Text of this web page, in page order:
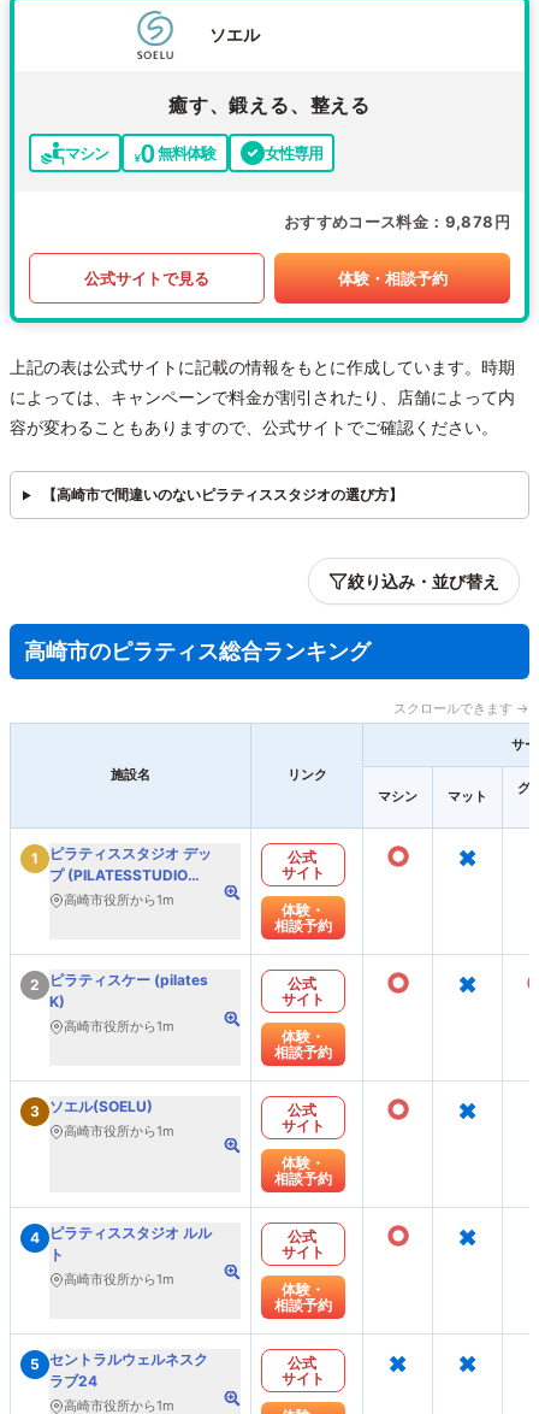
ソエル
癒す、鍛える、整える
マシン 無料体験 女性専用
おすすめコース料金 9,878円
公式サイトで見る 体験・相談予約
上記の表は公式サイトに記載の情報をもとに作成しています。時期
によっては、キャンペーンで料金が割引されたり、店舗によって内
容が変わることもありますので、公式サイトでご確認ください。
【高崎市で間違いのないピラティススタジオの選び方】
絞り込み・並び替え
高崎市のピラティス総合ランキング
スクロールできます →
施設名 リンク
サ
マシン マット
グ
1
ピラティススタジオ デッ
プ (PILATESSTUDIO
DEP)
高崎市役所から1m
公式
サイト
体験・
相談予約
○ ×
2
ピラティスケー (pilates
K)
高崎市役所から1m
公式
サイト
体験・
相談予約
○ ×
3 ソエル(SOELU)
高崎市役所から1m
公式
サイト
体験・
相談予約
○ ×
4
ピラティススタジオ ルル
ト
高崎市役所から1m
公式
サイト
体験・
相談予約
○ ×
5 セントラルウェルネスク
ラブ24
高崎市役所から1m
公式
サイト
× ×